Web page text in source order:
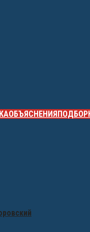
ОБЪЯСНЕНИЯ